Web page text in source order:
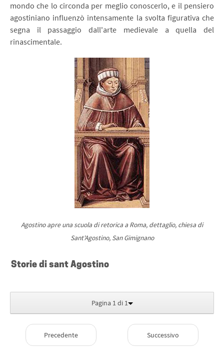
mondo che lo circonda per meglio conoscerlo, e il pensiero
agostiniano influenzò intensamente la svolta figurativa che
segna il passaggio dall'arte medievale a quella del
rinascimentale.
Agostino apre una scuola di retorica a Roma, dettaglio, chiesa di
Sant'Agostino, San Gimignano
Storie di sant Agostino
Pagina 1 di 1
Precedente Successivo